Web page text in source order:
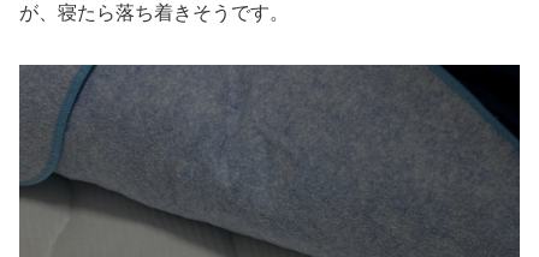
が、寝たら落ち着きそうです。